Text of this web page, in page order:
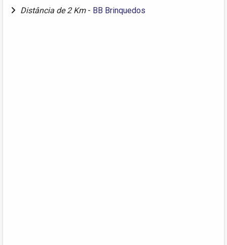
Distância de 2 Km - BB Brinquedos